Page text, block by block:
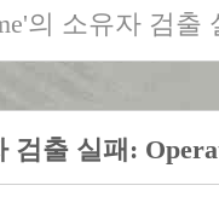
의 소유자 검출
검출 실패: